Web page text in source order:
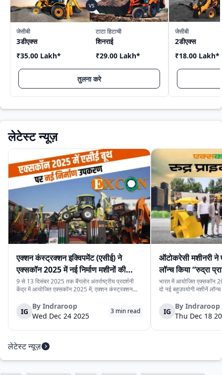
जेसीबी
3डीएक्स
₹35.00 Lakh*
टाटा हिटाची
शिनराई
₹29.00 Lakh*
तुलना करे
जेसीबी
2डीएक्स
₹18.00 Lakh*
लेटेस्ट न्यूज़
एक्शन कंस्ट्रक्शन इक्विपमेंट (एसीई) ने
एक्सकॉन 2025 में नई निर्माण मशीनों की
श्रृंखला पेश की
9 से 13 दिसंबर 2025 तक बैंगलोर अंतर्राष्ट्रीय प्रदर्शनी
केंद्र में आयोजित एक्सकॉन 2025 में, एक्शन कंस्ट्रक्शन
पेश की। यह नई मशीनें निर्माण स्थलों पर काम की गति, सुरक्षा
और संचालन को बेहतर बना...
IG
By Indraroop
Wed Dec 24 2025
3 min read
ऑटोकरेसी मशीनरी
लॉन्च किया “रुद्रा
प्राइम मिनी”
भारत में आयोजित एक्सकॉन
दो नई बहुउपयोगी मशीनें
प्रोजेक्ट, यूटिलिटी
बनाई गई हैं, जहाँ साइट...
IG
By Indraroop
Thu Dec 18
लेटेस्ट न्यूज़